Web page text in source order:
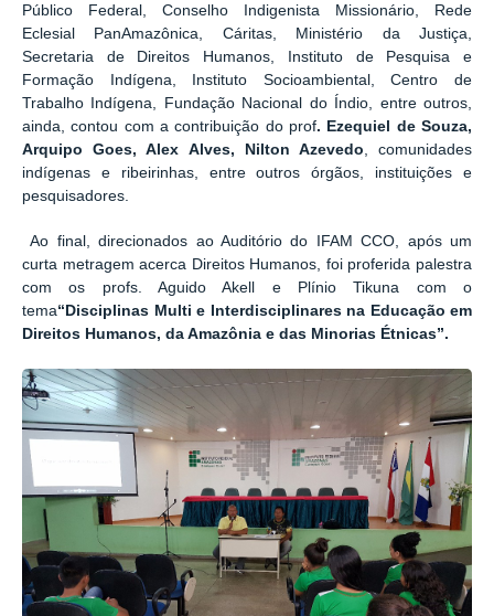
Público Federal, Conselho Indigenista Missionário, Rede
Eclesial PanAmazônica, Cáritas, Ministério da Justiça,
Secretaria de Direitos Humanos, Instituto de Pesquisa e
Formação Indígena, Instituto Socioambiental, Centro de
Trabalho Indígena, Fundação Nacional do Índio, entre outros,
ainda, contou com a contribuição do prof. Ezequiel de Souza,
Arquipo Goes, Alex Alves, Nilton Azevedo , comunidades
indígenas e ribeirinhas, entre outros órgãos, instituições e
pesquisadores.
Ao final, direcionados ao Auditório do IFAM CCO, após um
curta metragem acerca Direitos Humanos, foi proferida palestra
com os profs. Aguido Akell e Plínio Tikuna com o
tema“Disciplinas Multi e Interdisciplinares na Educação em
Direitos Humanos, da Amazônia e das Minorias Étnicas”.